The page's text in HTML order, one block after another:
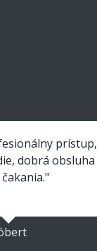
prístup,
dobrá obsluha